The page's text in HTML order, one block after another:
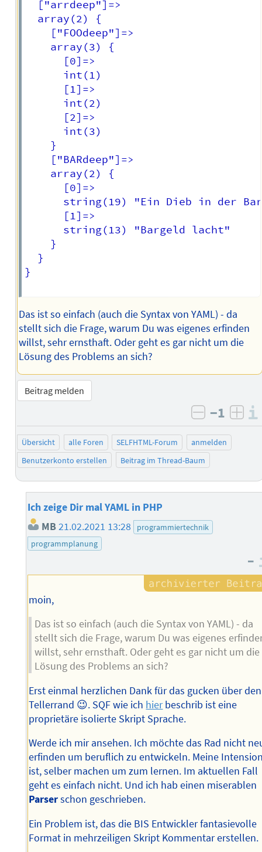
  ["arrdeep"]=>
  array(2) {
    ["FOOdeep"]=>
    array(3) {
      [0]=>
      int(1)
      [1]=>
      int(2)
      [2]=>
      int(3)
    }
    ["BARdeep"]=>
    array(2) {
      [0]=>
string(19) "Ein Dieb in der
      [1]=>
      string(13) "Bargeld lacht"
    }
  }
}
Das ist so einfach (auch die Syntax von YAML) - da
stellt sich die Frage, warum Du was eigenes erfinden
willst, sehr ernsthaft. Oder geht es gar nicht um die
Lösung des Problems an sich?
Beitrag melden
negativ
−1
Übersicht alle Foren SELFHTML-Forum
anmelden
Benutzerkonto erstellen
Beitrag im Thread-Baum
Ich zeige Dir mal YAML in PHP
MB21.02.2021 13:28
programmiertechnik
programmplanung
–
moin,
Das ist so einfach (auch die Syntax von YAML) - da
stellt sich die Frage, warum Du was eigenes
willst, sehr ernsthaft. Oder geht es gar nicht um die
Lösung des Problems an sich?
Erst einmal herzlichen Dank für das gucken über den
Tellerrand 😉. SQF wie ich hierbeschrib ist eine
proprietäre isolierte Skript Sprache.
Werde ich mir ansehen. Ich möchte das Rad nicht
erfinden um beruflich zu entwickeln. Meine
ist, selber machen um zum lernen. Im aktuellen Fall
geht es einfach nicht. Und ich hab einen miserablen
Parserschon geschrieben.
Ein Problem ist, das die BIS Entwickler fantasievolle
Format in mehrzeiligen Skript Kommentar erstellen.